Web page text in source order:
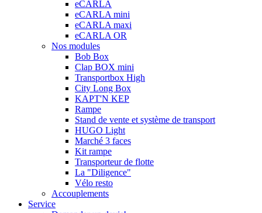
eCARLA
eCARLA mini
eCARLA maxi
eCARLA OR
Nos modules
Bob Box
Clap BOX mini
Transportbox High
City Long Box
KAPT'N KEP
Rampe
Stand de vente et système de transport
HUGO Light
Marché 3 faces
Kit rampe
Transporteur de flotte
La "Diligence"
Vélo resto
Accouplements
Service